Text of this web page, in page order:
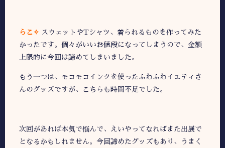
らこ✧ スウェットやTシャツ、着られるものを作ってみた
かったです。個々がいいお値段になってしまうので、金額
上限的に今回は諦めてしまいました。
もう一つは、モコモコインクを使ったふわふわイエティさ
んのグッズですが、こちらも時間不足でした。
次回があれば本気で悩んで、えいやってなればまた出展で
となるかもしれません。今回諦めたグッズもあり、うまく